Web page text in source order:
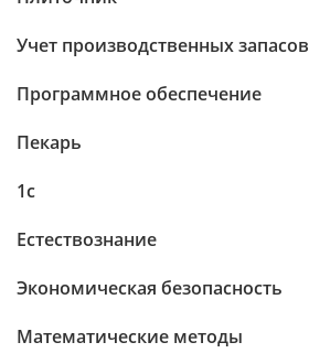
Учет производственных запасов
Программное обеспечение
Пекарь
1c
Естествознание
Экономическая безопасность
Математические методы